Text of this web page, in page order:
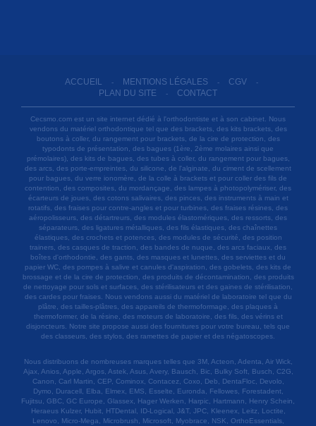
ACCUEIL - MENTIONS LÉGALES - CGV -
PLAN DU SITE - CONTACT
Cecsmo.com est un site internet dédié à l'orthodontiste et à son cabinet. Nous
vendons du matériel orthodontique tel que des brackets, des kits brackets, des
boutons à coller, du rangement pour brackets, de la cire de protection, des
typodonts de présentation, des bagues (1ère, 2ème molaires ainsi que
prémolaires), des kits de bagues, des tubes à coller, du rangement pour bagues,
des arcs, des porte-empreintes, du silicone, de l'alginate, du ciment de scellement
pour bagues, du verre ionomère, de la colle à brackets et pour coller des fils de
contention, des composites, du mordançage, des lampes à photopolymériser, des
écarteurs de joues, des cotons salivaires, des pinces, des instruments à main et
rotatifs, des fraises pour contre-angles et pour turbines, des fraises résines, des
aéropolisseurs, des détartreurs, des modules élastomériques, des ressorts, des
séparateurs, des ligatures métalliques, des fils élastiques, des chaînettes
élastiques, des crochets et potences, des modules de sécurité, des position
trainers, des casques de traction, des bandes de nuque, des arcs faciaux, des
boîtes d'orthodontie, des gants, des masques et lunettes, des serviettes et du
papier WC, des pompes à salive et canules d'aspiration, des gobelets, des kits de
brossage et de la cire de protection, des produits de décontamination, des produits
de nettoyage pour sols et surfaces, des stérilisateurs et des gaines de stérilisation,
des cardes pour fraises. Nous vendons aussi du matériel de laboratoire tel que du
plâtre, des tailles-plâtres, des appareils de thermoformage, des plaques à
thermoformer, de la résine, des moteurs de laboratoire, des fils, des vérins et
disjoncteurs. Notre site propose aussi des fournitures pour votre bureau, tels que
des classeurs, des stylos, des ramettes de papier et des négatoscopes.
Nous distribuons de nombreuses marques telles que 3M, Acteon, Adenta, Air Wick,
Ajax, Anios, Apple, Argos, Astek, Asus, Avery, Bausch, Bic, Bulky Soft, Busch, C2G,
Canon, Carl Martin, CEP, Cominox, Contacez, Coxo, Deb, DentaFloc, Devolo,
Dymo, Duracell, Elba, Elmex, EMS, Esselte, Euronda, Fellowes, Forestadent,
Fujitsu, GBC, GC Europe, Glassex, Hager Werken, Harpic, Hartmann, Henry Schein,
Heraeus Kulzer, Hubit, HTDental, ID-Logical, J&T, JPC, Kleenex, Leitz, Loctite,
Lenovo, Micro-Mega, Microbrush, Microsoft, Myobrace, NSK, OrthoEssentials,